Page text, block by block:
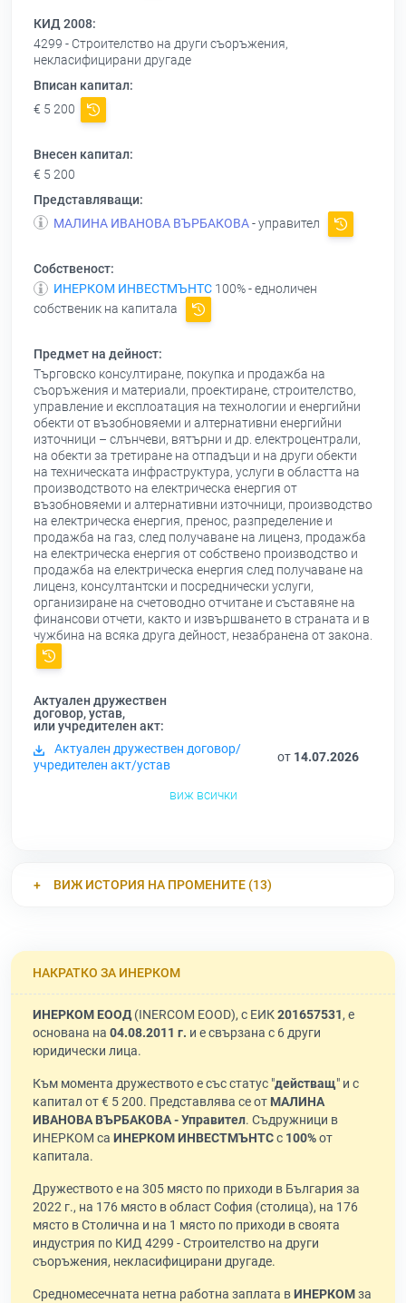
КИД 2008:
4299 - Строителство на други съоръжения,
некласифицирани другаде
Вписан капитал:
€ 5 200
Внесен капитал:
€ 5 200
Представляващи:
МАЛИНА ИВАНОВА ВЪРБАКОВА- управител
Собственост:
ИНЕРКОМ ИНВЕСТМЪНТС 100% - едноличен
собственик на капитала
Предмет на дейност:
Търговско консултиране, покупка и продажба на
съоръжения и материали, проектиране, строителство,
управление и експлоатация на технологии и енергийни
обекти от възобновяеми и алтернативни енергийни
източници – слънчеви, вятърни и др. електроцентрали,
на обекти за третиране на отпадъци и на други обекти
на техническата инфраструктура, услуги в областта на
производството на електрическа енергия от
възобновяеми и алтернативни източници, производство
на електрическа енергия, пренос, разпределение и
продажба на газ, след получаване на лиценз, продажба
на електрическа енергия от собствено производство и
продажба на електрическа енергия след получаване на
лиценз, консултантски и посреднически услуги,
организиране на счетоводно отчитане и съставяне на
финансови отчети, както и извършването в страната и в
чужбина на всяка друга дейност, незабранена от закона.
Актуален дружествен
договор, устав,
или учредителен акт:
Актуален дружествен договор/
учредителен акт/устав
от 14.07.2026
виж всички
ВИЖ ИСТОРИЯ НА ПРОМЕНИТЕ (13)
НАКРАТКО ЗА ИНЕРКОМ
ИНЕРКОМ ЕООД(INERCOM EOOD), с ЕИК201657531, е
основана на 04.08.2011 г. и е свързана с 6 други
юридически лица.
Към момента дружеството е със статус "действащ" и с
капитал от € 5 200. Представлява се от МАЛИНА
ИВАНОВА ВЪРБАКОВА - Управител. Съдружници в
ИНЕРКОМ са ИНЕРКОМ ИНВЕСТМЪНТСс 100%от
капитала.
Дружеството е на 305 място по приходи в България за
2022 г., на 176 място в област София (столица), на 176
място в Столична и на 1 място по приходи в своята
индустрия по КИД 4299 - Строителство на други
съоръжения, некласифицирани другаде.
Средномесечната нетна работна заплата вИНЕРКОМза